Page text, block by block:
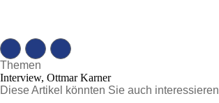
Themen
Interview, Ottmar Karner
Diese Artikel könnten Sie auch interessieren